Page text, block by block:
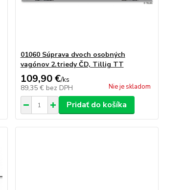
01060 Súprava dvoch osobných
vagónov 2.triedy ČD, Tillig TT
109,90 €/ks
89,35 € bez DPH Nie je skladom
Pridať do košíka